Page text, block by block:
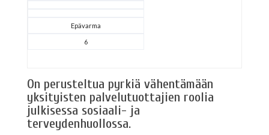
Epävarma
6
On perusteltua pyrkiä vähentämään
yksityisten palvelutuottajien roolia
julkisessa sosiaali- ja
terveydenhuollossa.